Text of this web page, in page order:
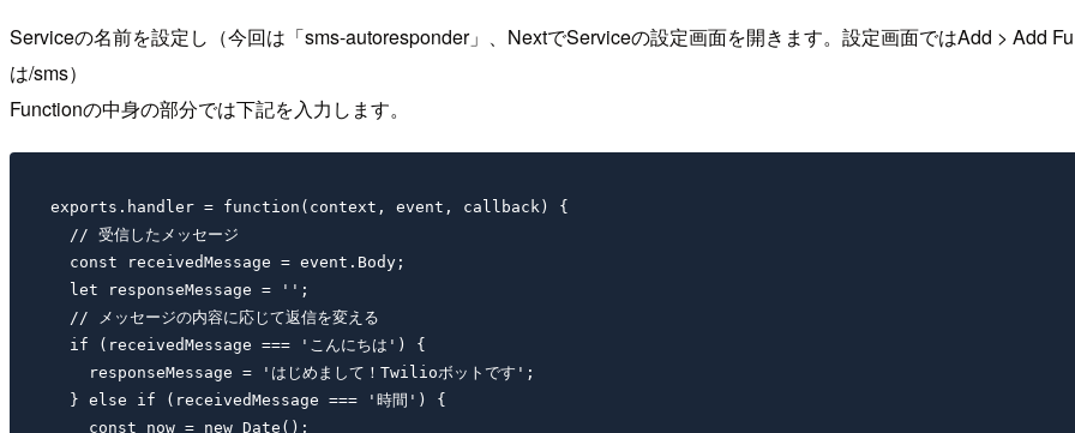
Serviceの名前を設定し（今回は「sms-autoresponder」、NextでServiceの設定画面を開きます。設定画面ではAdd > Add
は/sms）
Functionの中身の部分では下記を入力します。
exports.handler = function(context, event, callback) {
  // 受信したメッセージ
  const receivedMessage = event.Body;
  let responseMessage = '';
  // メッセージの内容に応じて返信を変える
  if (receivedMessage === 'こんにちは') {
    responseMessage = 'はじめまして！Twilioボットです';
  } else if (receivedMessage === '時間') {
    const now = new Date();